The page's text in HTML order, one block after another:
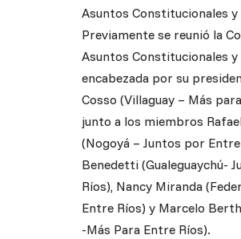
Asuntos Constitucionales y
Previamente se reunió la
Asuntos Constitucionales y
encabezada por su
Cosso (Villaguay – Más
junto a los miembros
(Nogoyá – Juntos por Entre
Benedetti (Gualeguaychú-
Ríos), Nancy Miranda
Entre Ríos) y Marcelo
-Más Para Entre Ríos).